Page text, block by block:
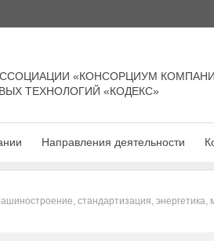
«КОНСОРЦИУМ
ТЕХНОЛОГИЙ «КОДЕКС»
Направления деятельности
стандартизация, энергетика,